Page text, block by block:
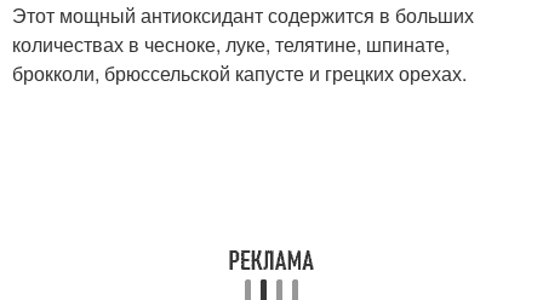
Этот мощный антиоксидант содержится в больших
количествах в чесноке, луке, телятине, шпинате,
брокколи, брюссельской капусте и грецких орехах.